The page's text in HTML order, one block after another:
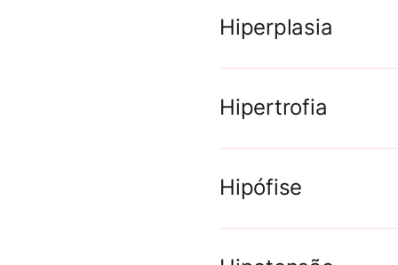
Hiperplasia
Hipertrofia
Hipófise